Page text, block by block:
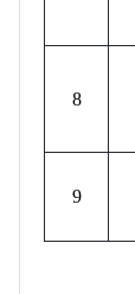
8
9